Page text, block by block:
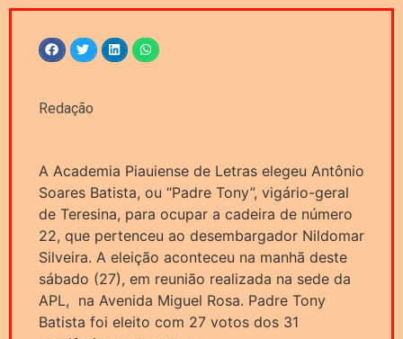
Redação
A Academia Piauiense de Letras elegeu Antônio
Soares Batista, ou “Padre Tony”, vigário-geral
de Teresina, para ocupar a cadeira de número
22, que pertenceu ao desembargador Nildomar
Silveira. A eleição aconteceu na manhã deste
sábado (27), em reunião realizada na sede da
APL, na Avenida Miguel Rosa. Padre Tony
Batista foi eleito com 27 votos dos 31